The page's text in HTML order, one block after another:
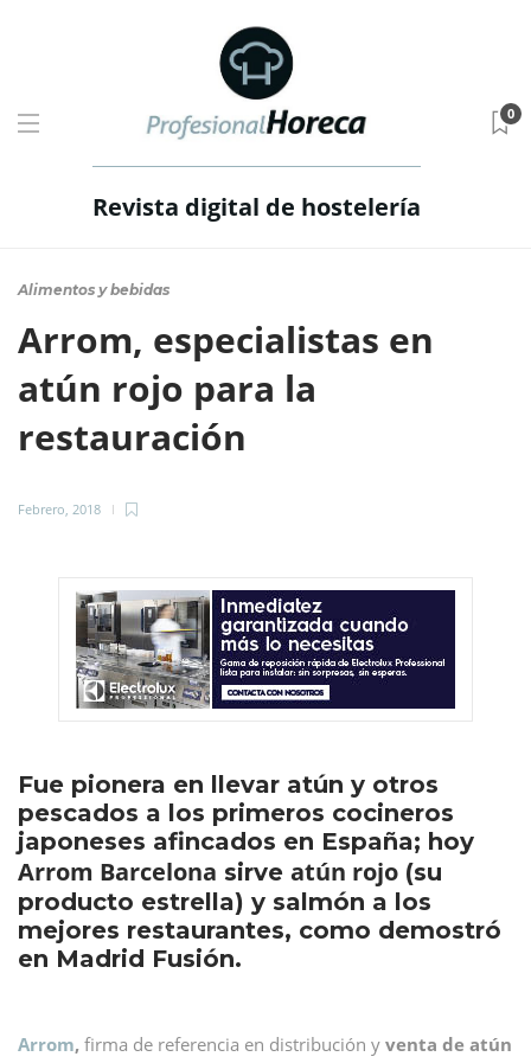
Revista digital de hostelería
0
Alimentos y bebidas
Arrom, especialistas en
atún rojo para la
restauración
Febrero, 2018
Fue pionera en llevar atún y otros
pescados a los primeros cocineros
japoneses afincados en España; hoy
Arrom Barcelona sirve atún rojo (su
producto estrella) y salmón a los
mejores restaurantes, como demostró
en Madrid Fusión.
Arrom, firma de referencia en distribución y venta de atún